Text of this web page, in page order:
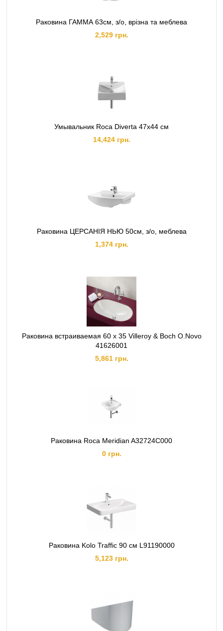
Раковина ГАММА 63см, з/о, врізна та меблева
2,529 грн.
Умывальник Roca Diverta 47x44 см
14,424 грн.
Раковина ЦЕРСАНІЯ НЬЮ 50см, з/о, меблева
1,374 грн.
Раковина встраиваемая 60 x 35 Villeroy & Boch O.Novo
41626001
5,861 грн.
Раковина Roca Meridian A32724C000
0 грн.
Раковина Kolo Traffic 90 см L91190000
5,123 грн.